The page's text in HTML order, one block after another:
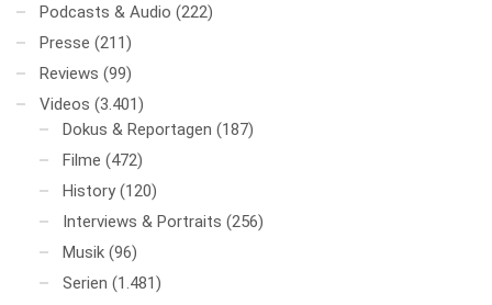
Podcasts & Audio (222)
Presse (211)
Reviews (99)
Videos (3.401)
Dokus & Reportagen (187)
Filme (472)
History (120)
Interviews & Portraits (256)
Musik (96)
Serien (1.481)